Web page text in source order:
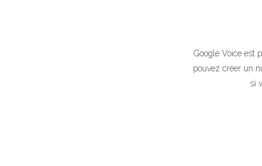
Google Voice est
pouvez créer un
si